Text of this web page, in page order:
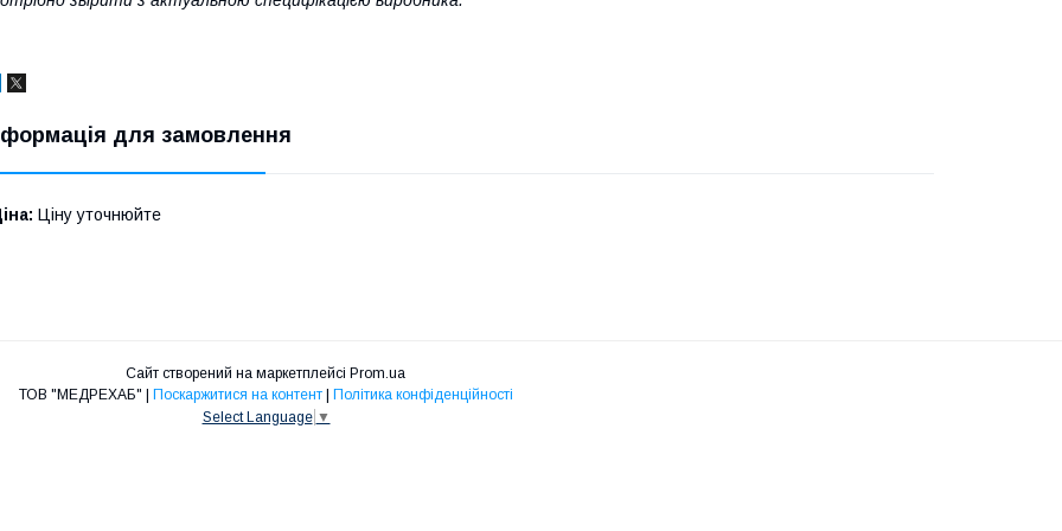
для замовлення
Ціну уточнюйте
Сайт створений на маркетплейсі Prom.ua
ТОВ "МЕДРЕХАБ" | Поскаржитися на контент | Політика конфіденційності
Select Language ▼